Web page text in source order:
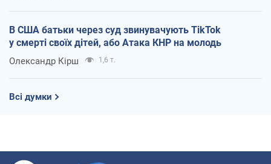
В США батьки через суд звинувачують TikTok
у смерті своїх дітей, або Атака КНР на молодь
Олександр Кірш 1,6 т.
Всі думки